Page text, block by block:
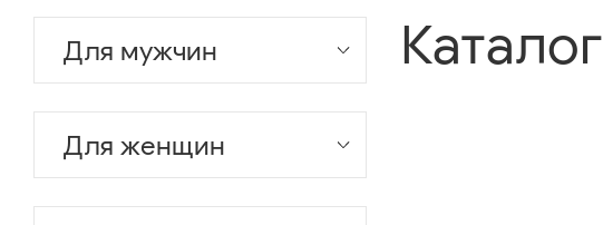
Для мужчин
Для женщин
Каталог